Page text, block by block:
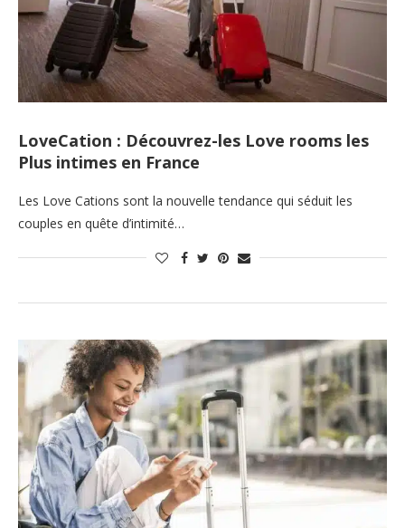
LoveCation : Découvrez-les Love rooms les
Plus intimes en France
Les Love Cations sont la nouvelle tendance qui séduit les
couples en quête d’intimité…